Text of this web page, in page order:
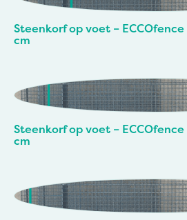
Steenkorf op voet – ECCOfence
cm
Steenkorf op voet – ECCOfence
cm